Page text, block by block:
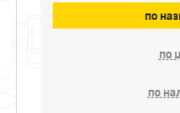
по
по
по